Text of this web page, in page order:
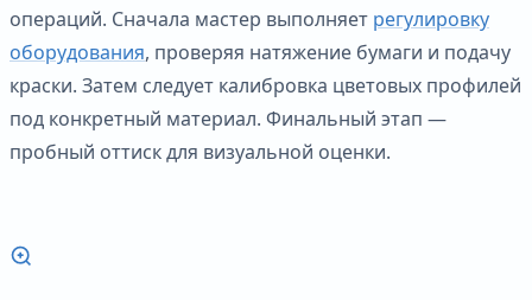
операций. Сначала мастер выполняет регулировку
оборудования, проверяя натяжение бумаги и подачу
краски. Затем следует калибровка цветовых профилей
под конкретный материал. Финальный этап —
пробный оттиск для визуальной оценки.